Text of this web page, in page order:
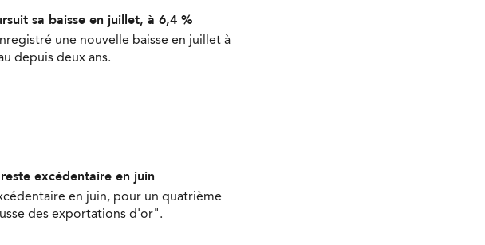
sa baisse en juillet, à 6,4 %
une nouvelle baisse en juillet à
depuis deux ans.
excédentaire en juin
en juin, pour un quatrième
des exportations d'or".